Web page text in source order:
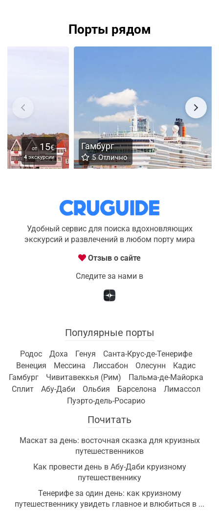
Порты рядом
Гамбург
5 Отлично
от15€
3экскурсии
Удобный сервис для поиска вдохновляющих
экскурсий и развлечений в любом порту мира
Отзыв о сайте
Следите за нами в
Популярные порты
Родос Доха Генуя
Санта-Крус-де-Тенерифе
Венеция
Мессина Лиссабон Олесунн
Кадис
Гамбург
Чивитавеккья (Рим)
Пальма-де-Майорка
Сплит
Абу-Даби Ольбия Барселона
Лимассол
Пуэрто-дель-Росарио
Почитать
Маскат за день: восточная сказка для круизных
путешественников
Как провести день в Абу-Даби круизному
путешественнику
Тенерифе за один день: как круизному
путешественнику увидеть главное и влюбиться в ...